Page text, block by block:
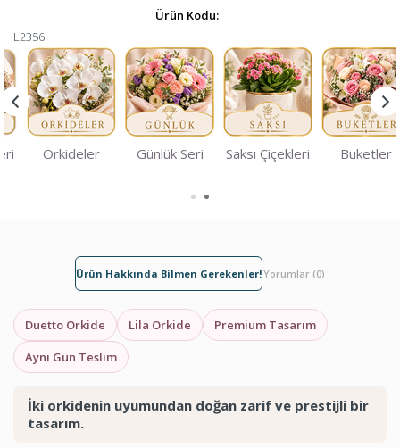
Ürün Kodu:
L2356
Orkideler Günlük Seri Saksı Çiçekleri Buketler
Ürün Hakkında Bilmen Gerekenler!Yorumlar (0)
Duetto Orkide Lila Orkide
Premium Tasarım
Aynı Gün Teslim
İki orkidenin uyumundan doğan zarif ve prestijli bir
tasarım.